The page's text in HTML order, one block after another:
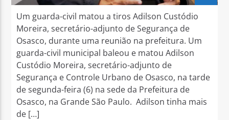
Um guarda-civil matou a tiros Adilson Custódio
Moreira, secretário-adjunto de Segurança de
Osasco, durante uma reunião na prefeitura. Um
guarda-civil municipal baleou e matou Adilson
Custódio Moreira, secretário-adjunto de
Segurança e Controle Urbano de Osasco, na tarde
de segunda-feira (6) na sede da Prefeitura de
Osasco, na Grande São Paulo. ㅤ Adilson tinha mais
de […]